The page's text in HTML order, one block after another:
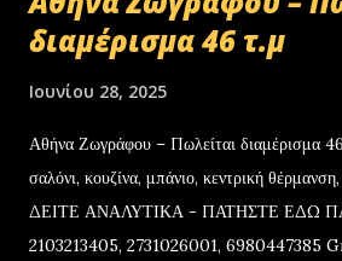
διαμέρισμα 46 τ.μ
Ιουνίου 28, 2025
Αθήνα Ζωγράφου – Πωλείται διαμέρισμα
σαλόνι, κουζίνα, μπάνιο, κεντρική
ΔΕΙΤΕ ΑΝΑΛΥΤΙΚΑ - ΠΑΤΗΣΤΕ ΕΔΩ
2103213405, 2731026001, 6980447385